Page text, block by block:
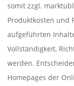
somit zzgl.
Produktkosten und
aufgeführten
Vollständigkeit,
werden.
Homepages der